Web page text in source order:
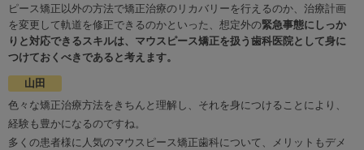
ピース矯正以外の方法で矯正治療のリカバリーを行えるのか、治療計画
を変更して軌道を修正できるのかといった、想定外の緊急事態にしっか
りと対応できるスキルは、マウスピース矯正を扱う歯科医院として身に
つけておくべきであると考えます。
山田
色々な矯正治療方法をきちんと理解し、それを身につけることにより、
経験も豊かになるのですね。
多くの患者様に人気のマウスピース矯正歯科について、メリットもデメ